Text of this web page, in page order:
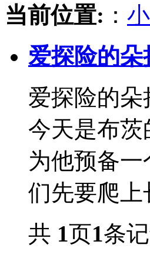
当前位置: ：
爱探险的朵
爱探险的朵
今天是布
为他预备
们先要爬上
共 1页1条